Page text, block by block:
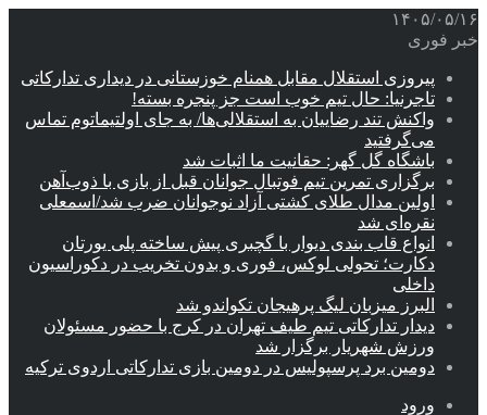
۱۴۰۵/۰۵/۱۶
خبر فوری
پیروزی استقلال مقابل همنام خوزستانی در دیداری تدارکاتی
تاجرنیا: حال تیم خوب است جز پنجره بسته!
واکنش تند رضاییان به استقلالی‌ها/ به جای اولتیماتوم تماس
می‌گرفتید
باشگاه گل گهر: حقانیت ما اثبات شد
برگزاری تمرین تیم فوتبال جوانان قبل از بازی با ذوب‌آهن
اولین مدال طلای کشتی آزاد نوجوانان ضرب شد/اسمعلی
نقره‌ای شد
انواع قاب بندی دیوار با گچبری پیش ساخته پلی یورتان
دکارت؛ تحولی لوکس، فوری و بدون تخریب در دکوراسیون
داخلی
البرز میزبان لیگ پرهیجان تکواندو شد
دیدار تدارکاتی تیم طیف تهران در کرج با حضور مسئولان
ورزش شهریار برگزار شد
دومین برد پرسپولیس در دومین بازی تدارکاتی اردوی ترکیه
ورود